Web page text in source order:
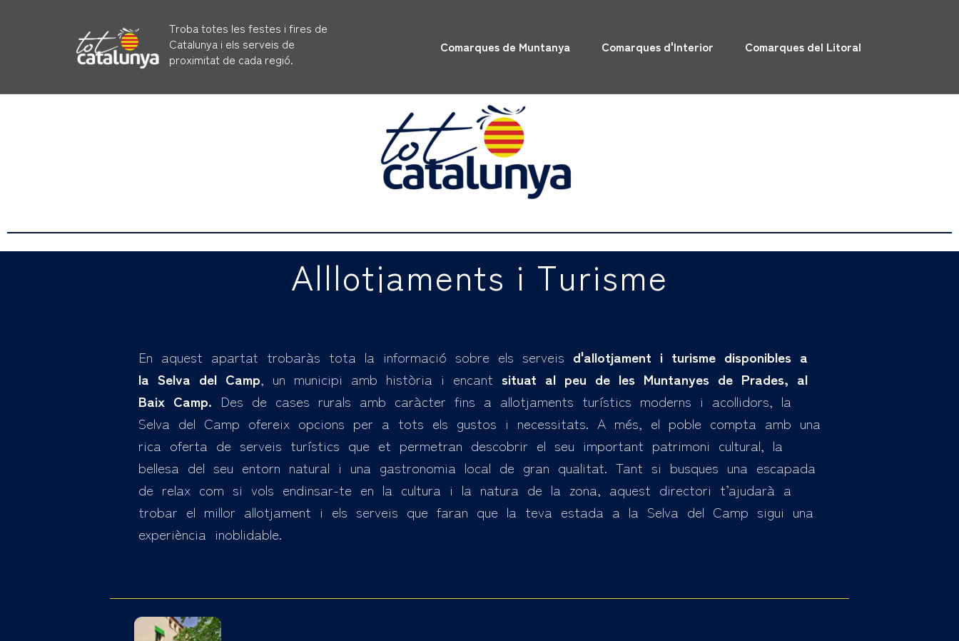
Troba totes les festes i fires de
Catalunya i els serveis de
proximitat de cada regió.
Comarques de Muntanya Comarques d'Interior Comarques del Litoral
Alllotjaments i Turisme
En aquest apartat trobaràs tota la informació sobre els serveis d'allotjament i turisme disponibles a
la Selva del Camp, un municipi amb història i encant situat al peu de les Muntanyes de Prades, al
Baix Camp. Des de cases rurals amb caràcter fins a allotjaments turístics moderns i acollidors, la
Selva del Camp ofereix opcions per a tots els gustos i necessitats. A més, el poble compta amb una
rica oferta de serveis turístics que et permetran descobrir el seu important patrimoni cultural, la
bellesa del seu entorn natural i una gastronomia local de gran qualitat. Tant si busques una escapada
de relax com si vols endinsar-te en la cultura i la natura de la zona, aquest directori t’ajudarà a
trobar el millor allotjament i els serveis que faran que la teva estada a la Selva del Camp sigui una
experiència inoblidable.